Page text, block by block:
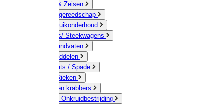
Baggeren & Zeisen
Elektrisch gereedschap
Boom / Struikonderhoud
Kruiwagens/ Steekwagens
Stelen / Handvaten
Tuinhulpmiddelen
Schop / Bats / Spade
Vorken & Rieken
Cultivator en krabbers
Schoffels / Onkruidbestrijding